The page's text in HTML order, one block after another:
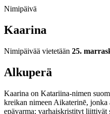
Nimipäivä
Kaarina
Nimipäivää vietetään 25.
Alkuperä
Kaarina on Katariina-nimen
kreikan nimeen Aikaterinē, jonka
epävarma; varhaiskristityt liittivät